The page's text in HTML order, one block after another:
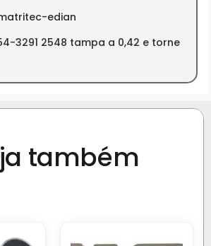
edian
3291 2548 tampa a 0,42 e torne
também